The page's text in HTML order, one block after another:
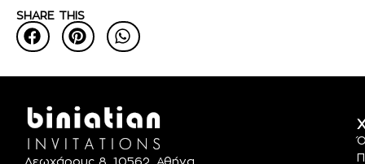
SHARE THIS
Λεωχάρους 8, 10562, Αθήνα